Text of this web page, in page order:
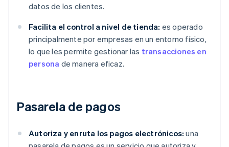
datos de los clientes.
Facilita el control a nivel de tienda: es operado
principalmente por empresas en un entorno físico,
lo que les permite gestionar las transacciones en
persona de manera eficaz.
Pasarela de pagos
Autoriza y enruta los pagos electrónicos: una